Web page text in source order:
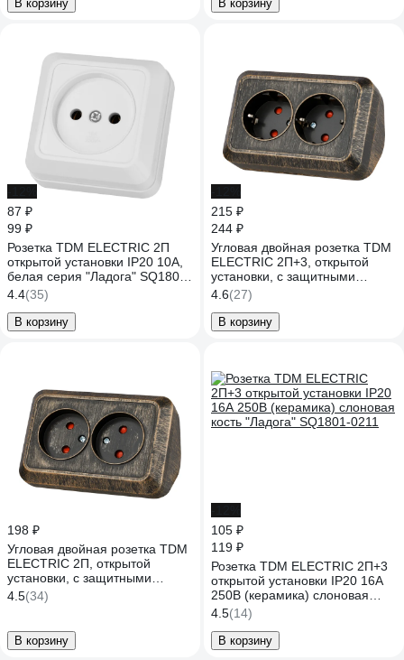
В корзину В корзину
87 ₽
99 ₽
Розетка TDM ELECTRIC 2П
открытой установки IP20 10А,
белая серия "Ладога" SQ1801-
0013
4.4(35)
В корзину
215 ₽
244 ₽
Угловая двойная розетка TDM
ELECTRIC 2П+3, открытой
установки, с защитными
шторками, IP20, 250В, 16А,
бронза "Ладога" SQ1801-0290
4.6(27)
В корзину
198 ₽
Угловая двойная розетка TDM
ELECTRIC 2П, открытой
установки, с защитными
шторками, IP20, 250В, 10А,
бронза "Ладога" SQ1801-0289
4.5(34)
В корзину
105 ₽
119 ₽
Розетка TDM ELECTRIC 2П+3
открытой установки IP20 16А
250В (керамика) слоновая
кость "Ладога" SQ1801-0211
4.5(14)
В корзину